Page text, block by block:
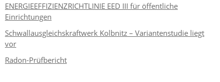
ENERGIEEFFIZIENZRICHTLINIE EED III für öffentliche
Einrichtungen
Schwallausgleichskraftwerk Kolbnitz – Variantenstudie liegt
vor
Radon-Prüfbericht